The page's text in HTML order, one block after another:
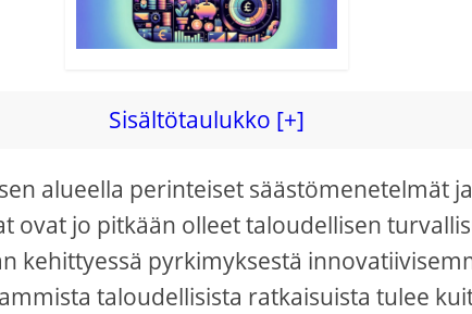
Sisältötaulukko [+]
alueella perinteiset säästömenetelmät ja
ovat jo pitkään olleet taloudellisen
kehittyessä pyrkimyksestä
taloudellisista ratkaisuista tulee